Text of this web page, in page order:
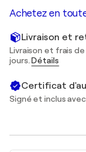
Achetez en
Livraison et
Livraison et frais
jours.Détails
Certificat
Signé et inclus